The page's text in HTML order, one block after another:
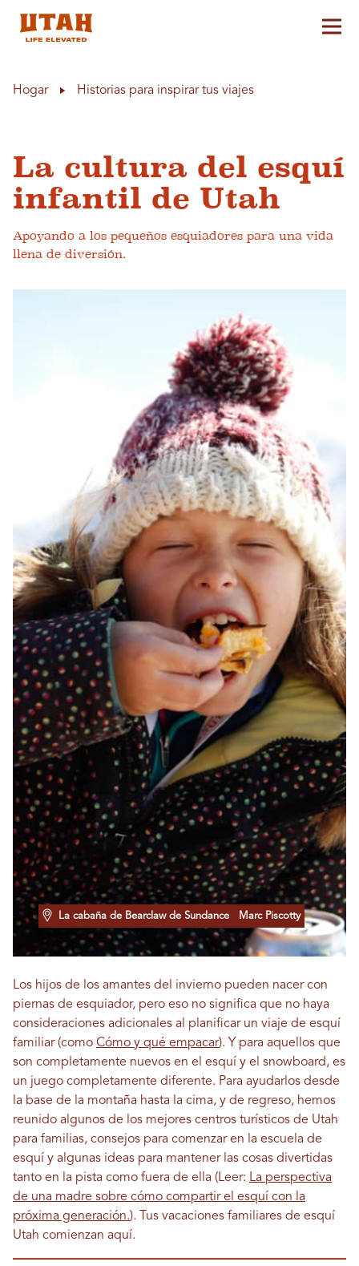
Hogar Historias para inspirar tus viajes
La cultura del esquí
infantil de Utah
Apoyando a los pequeños esquiadores para una vida
llena de diversión.
La cabaña de Bearclaw de Sundance Marc Piscotty
Los hijos de los amantes del invierno pueden nacer con
piernas de esquiador, pero eso no significa que no haya
consideraciones adicionales al planificar un viaje de esquí
familiar (como Cómo y qué empacar). Y para aquellos que
son completamente nuevos en el esquí y el snowboard, es
un juego completamente diferente. Para ayudarlos desde
la base de la montaña hasta la cima, y ​​de regreso, hemos
reunido algunos de los mejores centros turísticos de Utah
para familias, consejos para comenzar en la escuela de
esquí y algunas ideas para mantener las cosas divertidas
tanto en la pista como fuera de ella (Leer: La perspectiva
de una madre sobre cómo compartir el esquí con la
próxima generación.). Tus vacaciones familiares de esquí
Utah comienzan aquí.